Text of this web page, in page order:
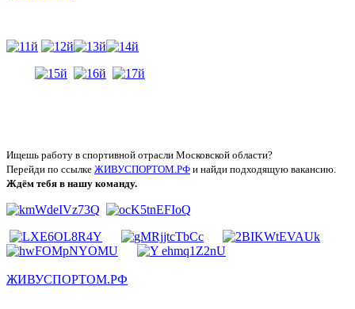
Ищешь работу в спортивной отрасли Московской области?
Перейди по ссылке ЖИВУСПОРТОМ.РФ и найди подходящую вакансию.
Ждём тебя в нашу команду.
ЖИВУСПОРТОМ.РФ